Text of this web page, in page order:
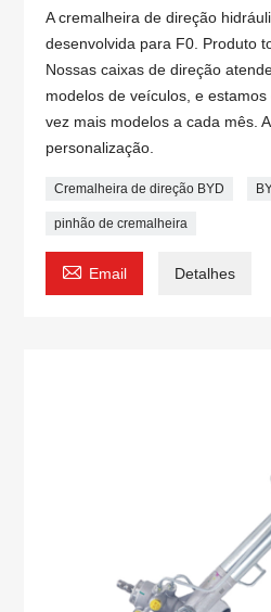
A cremalheira de direção
desenvolvida para F0. Produto
Nossas caixas de direção
modelos de veículos, e
vez mais modelos a cada mês.
personalização.
Cremalheira de direção BYD
pinhão de cremalheira
 Email Detalhes